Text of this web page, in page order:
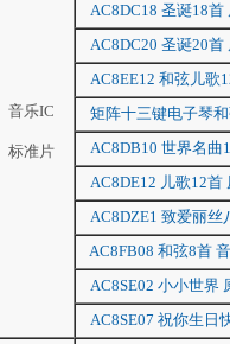
音乐IC
标准片
AC8DC18 圣诞18首
AC8DC20 圣诞20首
AC8EE12 和弦儿歌
矩阵十三键电子琴
AC8DB10 世界名曲
AC8DE12 儿歌12首
AC8DZE1 致爱丽丝
AC8FB08 和弦8首
AC8SE02 小小世界
AC8SE07 祝你生日